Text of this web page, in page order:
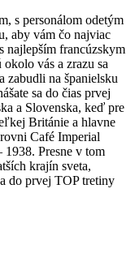
s personálom odetým
aby vám čo najviac
najlepším francúzskym
vás a zrazu sa
zabudli na španielsku
sa do čias prvej
a Slovenska, keď pre
Británie a hlavne
Café Imperial
1938. Presne v tom
krajín sveta,
do prvej TOP tretiny